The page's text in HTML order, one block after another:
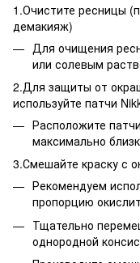
1.Очистите ресницы
демакияж)
Для очищения
или солевым
2.Для защиты от
используйте патчи
Расположите
максимально
3.Смешайте краску с
Рекомендуем
пропорцию
Тщательно
однородной